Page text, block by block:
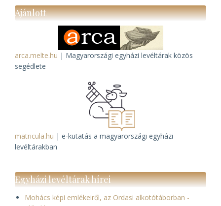
Ajánlott
arca.melte.hu | Magyarországi egyházi levéltárak közös
segédlete
matricula.hu | e-kutatás a magyarországi egyházi
levéltárakban
Egyházi levéltárak hírei
Mohács képi emlékeiről, az Ordasi alkotótáborban -